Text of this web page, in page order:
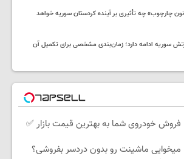
چارچوب» چه تأثیری بر آینده کردستان سوریه خواهد
سوریه ادامه دارد؛ زمان‌بندی مشخصی برای تکمیل آن
فروش خودروی شما به بهترین قیمت بازار ✅
میخوایی ماشینت رو بدون دردسر بفروشی؟